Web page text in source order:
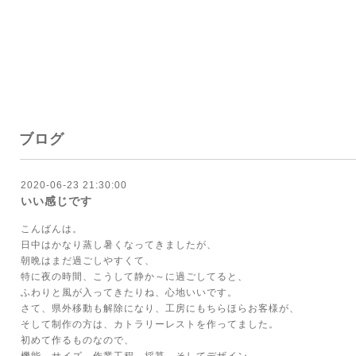
ブログ
2020-06-23 21:30:00
いい感じです
こんばんは。
日中はかなり蒸し暑くなってきましたが、
朝晩はまだ過ごしやすくて、
特に夜の時間、こうして静か～に過ごしてると、
ふわりと風が入ってきたりね、心地いいです。
さて、県外移動も解除になり、工房にもちらほらお客様が、
そして制作の方は、カトラリーレストを作ってました。
初めて作るものなので、